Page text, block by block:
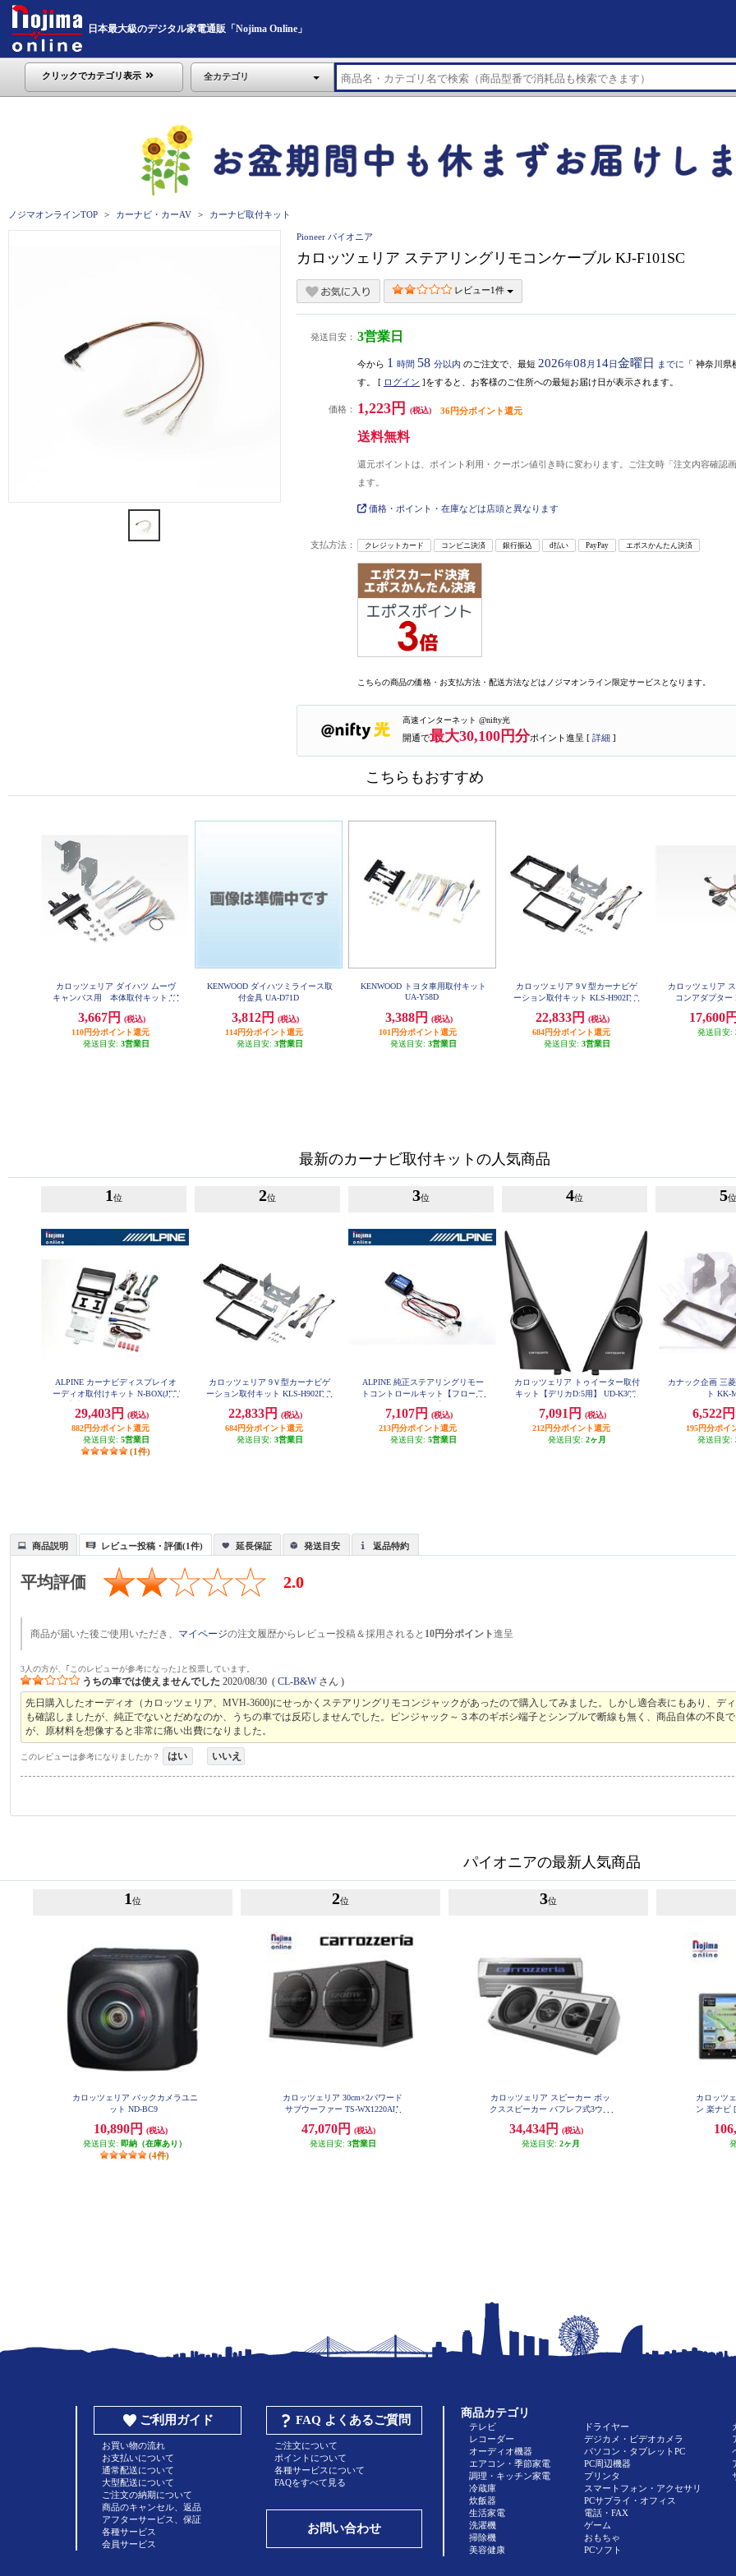
日本最大級のデジタル家電通販「Nojima Online」
クリックでカテゴリ表示 全カテゴリ
ノジマオンラインTOP カーナビ・カーAV カーナビ取付キット
Pioneer パイオニア
カロッツェリア ステアリングリモコンケーブル KJ-F101SC
レビュー1件
発送目安： 3営業日
今から 1 時間 58 分以内 のご注文で、最短 2026年08 月 14日金曜日 までに 「 神奈川県
す。 [ ログイン ]をすると、お客様のご住所への最短お届け日が表示されます。
価格： 1,223円 (税込) 36円分ポイント還元
送料無料
還元ポイントは、ポイント利用・クーポン値引き時に変わります。ご注文時「注文内容確認
ます。
価格・ポイント・在庫などは店頭と異なります
支払方法： クレジットカード コンビニ決済 銀行振込 d払い PayPay エポスかんたん決済
こちらの商品の価格・お支払方法・配送方法などはノジマオンライン限定サービスとなります。
高速インターネット @nifty光
開通で最大30,100円分ポイント進呈 [ 詳細 ]
こちらもおすすめ
カロッツェリア ダイハツ ムーヴ
キャンバス用 本体取付キット KJ
3,667円
(税込)
110円分ポイント還元
発送目安: 3営業日
KENWOOD ダイハツミライース取
付金具 UA-D71D
3,812円
(税込)
114円分ポイント還元
発送目安: 3営業日
KENWOOD トヨタ車用取付キット
UA-Y58D
3,388円
(税込)
101円分ポイント還元
発送目安: 3営業日
カロッツェリア 9Ｖ型カーナビゲ
ーション取付キット KLS-H902D-2
22,833円
(税込)
684円分ポイント還元
発送目安: 3営業日
カロッツェリア
コンアダプター
17,600円
発送目安:
最新のカーナビ取付キットの人気商品
1 位
ALPINE カーナビディスプレイオ
ーディオ取付けキット N-BOX(JF5/
29,403円
(税込)
882円分ポイント還元
発送目安: 5営業日
(1件)
2位
カロッツェリア 9Ｖ型カーナビゲ
ーション取付キット KLS-H902D-2
22,833円
(税込)
684円分ポイント還元
発送目安: 3営業日
3位
ALPINE 純正ステアリングリモー
トコントロールキット【フローテ
R
7,107円
(税込)
213円分ポイント還元
発送目安: 5営業日
4位
カロッツェリア トゥイーター取付
キット【デリカD:5用】 UD-K306
7,091円
(税込)
212円分ポイント還元
発送目安: 2ヶ月
5位
カナック企画 三
ト KK-
6,522円
195円分ポイ
発送目安:
商品説明 レビュー投稿・評価(1件) 延長保証 発送目安 返品特約
平均評価 2.0
商品が届いた後ご使用いただき、 マイページの注文履歴からレビュー投稿＆採用されると 10円分ポイント進呈
3人の方が、｢このレビューが参考になった｣と投票しています。
うちの車では使えませんでした 2020/08/30 (CL-B&Wさん )
先日購入したオーディオ（カロッツェリア、MVH-3600)にせっかくステアリングリモコンジャックがあったので購入してみました。しかし適合表にもあり、デ
も確認しましたが、純正でないとだめなのか、うちの車では反応しませんでした。ピンジャック～３本のギボシ端子とシンプルで断線も無く、商品自体の不良
が、原材料を想像すると非常に痛い出費になりました。
このレビューは参考になりましたか？ はい いいえ
パイオニアの最新人気商品
1 位
カロッツェリア バックカメラユニ
ット ND-BC9
10,890円
(税込)
発送目安: 即納（在庫あり）
(4件)
2位
カロッツェリア 30cm×2パワード
サブウーファー TS-WX1220AH
47,070円
(税込)
発送目安: 3営業日
3位
カロッツェリア スピーカー ボッ
クススピーカー バフレフ式3ウェ
ー TS-X40
34,434円
(税込)
発送目安: 2ヶ月
カロッツ
ン 楽ナビ
D/
体型メ
ご利用ガイド
お買い物の流れ
お支払いについて
通常配送について
大型配送について
ご注文の納期について
商品のキャンセル、返品
アフターサービス、保証
各種サービス
会員サービス
FAQ よくあるご質問
ご注文について
ポイントについて
各種サービスについて
FAQをすべて見る
お問い合わせ
商品カテゴリ
テレビ
レコーダー
オーディオ機器
エアコン・季節家電
調理・キッチン家電
冷蔵庫
炊飯器
生活家電
洗濯機
掃除機
美容健康
ドライヤー
デジカメ・ビデオカメラ
パソコン・タブレットPC
PC周辺機器
プリンタ
スマートフォン・アクセサリ
PCサプライ・オフィス
電話・FAX
ゲーム
おもちゃ
PCソフト